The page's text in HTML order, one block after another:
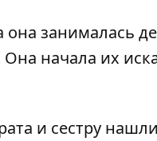
занималась
начала их
и сестру